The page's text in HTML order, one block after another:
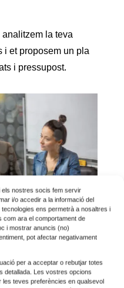
els nostres socis fem servir
i/o accedir a la informació del
ens permetrà a nosaltres i
ara el comportament de
i mostrar anuncis (no)
pot afectar negativament
per a acceptar o rebutjar totes
detallada. Les vostres opcions
teves preferències en qualsevol
la teva
i et proposem un pla
i pressupost.